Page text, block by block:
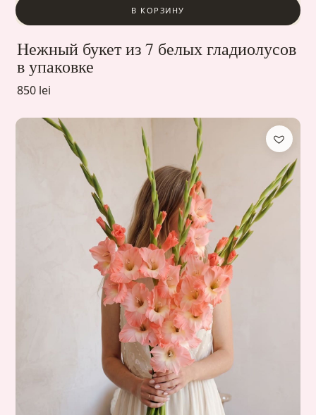
В КОРЗИНУ
Нежный букет из 7 белых гладиолусов
в упаковке
850 lei